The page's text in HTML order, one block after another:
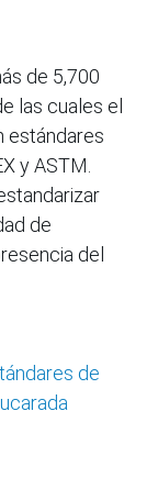
de 5,700
las cuales el
estándares
y ASTM.
de
del
de